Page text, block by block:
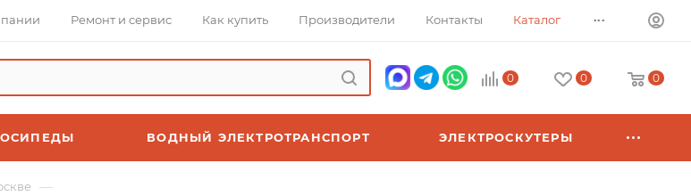
Ремонт и сервис Как купить Производители Контакты Каталог ...
0 0 0
ВОДНЫЙ ЭЛЕКТРОТРАНСПОРТ ЭЛЕКТРОСКУТЕРЫ
—